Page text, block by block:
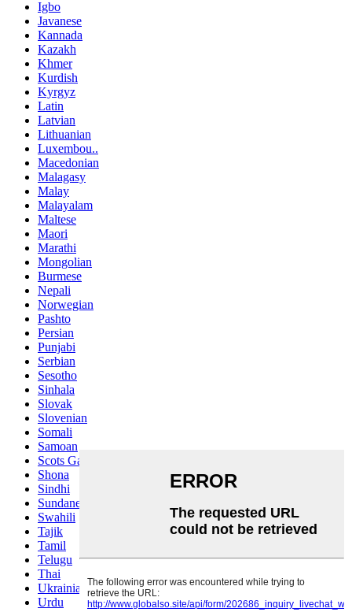
Igbo
Javanese
Kannada
Kazakh
Khmer
Kurdish
Kyrgyz
Latin
Latvian
Lithuanian
Luxembou..
Macedonian
Malagasy
Malay
Malayalam
Maltese
Maori
Marathi
Mongolian
Burmese
Nepali
Norwegian
Pashto
Persian
Punjabi
Serbian
Sesotho
Sinhala
Slovak
Slovenian
Somali
Samoan
Scots Gaelic
Shona
Sindhi
Sundanese
Swahili
Tajik
Tamil
Telugu
Thai
Ukrainian
Urdu